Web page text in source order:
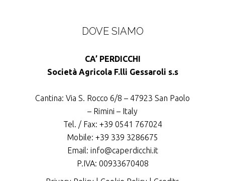
DOVE SIAMO
CA’ PERDICCHI
Società Agricola F.lli Gessaroli s.s
Cantina: Via S. Rocco 6/8 – 47923 San Paolo
– Rimini – Italy
Tel. / Fax: +39 0541 767024
Mobile: +39 339 3286675
Email: info@caperdicchi.it
P.IVA: 00933670408